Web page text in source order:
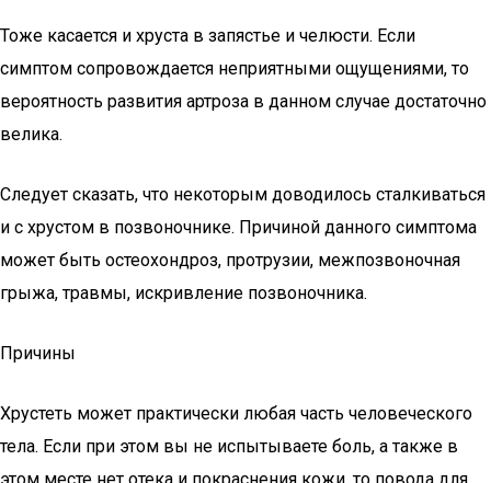
Тоже касается и хруста в запястье и челюсти. Если
симптом сопровождается неприятными ощущениями, то
вероятность развития артроза в данном случае достаточно
велика.
Следует сказать, что некоторым доводилось сталкиваться
и с хрустом в позвоночнике. Причиной данного симптома
может быть остеохондроз, протрузии, межпозвоночная
грыжа, травмы, искривление позвоночника.
Причины
Хрустеть может практически любая часть человеческого
тела. Если при этом вы не испытываете боль, а также в